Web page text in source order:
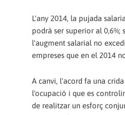
L'any 2014, la pujada
podrà ser superior al 0,6%;
l'augment salarial no
empreses que en el 2014
A canvi, l'acord fa una
l'ocupació i que es
de realitzar un esforç